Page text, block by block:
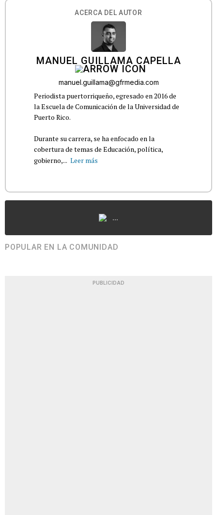
ACERCA DEL AUTOR
MANUEL GUILLAMA CAPELLA
manuel.guillama@gfrmedia.com
Periodista puertorriqueño, egresado en 2016 de
la Escuela de Comunicación de la Universidad de
Puerto Rico.
Durante su carrera, se ha enfocado en la
cobertura de temas de Educación, política,
gobierno,... Leer más
...
POPULAR EN LA COMUNIDAD
PUBLICIDAD